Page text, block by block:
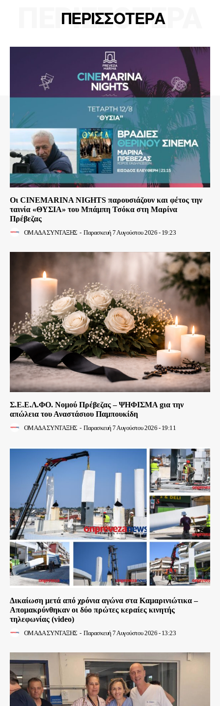
ΠΕΡΙΣΣΟΤΕΡΑ
ΠΕΡΙΣΣΟΤΕΡΑ
Οι CINEMARINA NIGHTS παρουσιάζουν και φέτος την
ταινία «ΘΥΣΙΑ» του Μπάμπη Τσόκα στη Μαρίνα
Πρέβεζας
ΟΜΑΔΑ ΣΥΝΤΑΞΗΣ - Παρασκευή 7 Αυγούστου 2026 - 19:23
Σ.Ε.Ε.Λ.ΦΟ. Νομού Πρέβεζας – ΨΗΦΙΣΜΑ gια την
απώλεια του Αναστάσιου Παμπουκίδη
ΟΜΑΔΑ ΣΥΝΤΑΞΗΣ - Παρασκευή 7 Αυγούστου 2026 - 19:11
Δικαίωση μετά από χρόνια αγώνα στα Καμαρινιώτικα –
Απομακρύνθηκαν οι δύο πρώτες κεραίες κινητής
τηλεφωνίας (video)
ΟΜΑΔΑ ΣΥΝΤΑΞΗΣ - Παρασκευή 7 Αυγούστου 2026 - 13:23